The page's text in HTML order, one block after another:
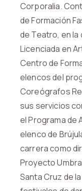
Corporalia.
de Formación
de Teatro, en la
Licenciada en
Centro de
elencos del
Coreógrafos
sus servicios
el Programa de
elenco de
carrera como
Proyecto
Santa Cruz de